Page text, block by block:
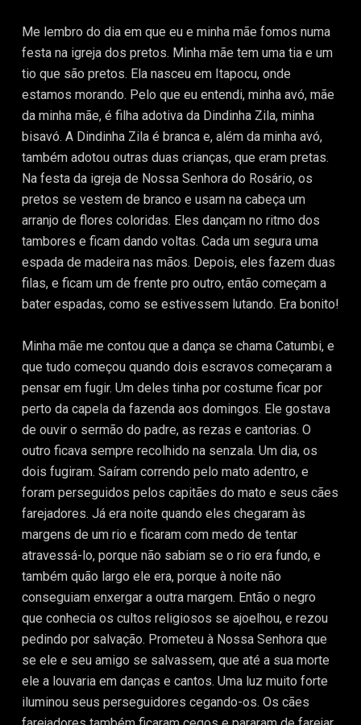
Me lembro do dia em que eu e minha mãe fomos numa
festa na igreja dos pretos. Minha mãe tem uma tia e um
tio que são pretos. Ela nasceu em Itapocu, onde
estamos morando. Pelo que eu entendi, minha avó, mãe
da minha mãe, é filha adotiva da Dindinha Zila, minha
bisavó. A Dindinha Zila é branca e, além da minha avó,
também adotou outras duas crianças, que eram pretas.
Na festa da igreja de Nossa Senhora do Rosário, os
pretos se vestem de branco e usam na cabeça um
arranjo de flores coloridas. Eles dançam no ritmo dos
tambores e ficam dando voltas. Cada um segura uma
espada de madeira nas mãos. Depois, eles fazem duas
filas, e ficam um de frente pro outro, então começam a
bater espadas, como se estivessem lutando. Era bonito!
Minha mãe me contou que a dança se chama Catumbi, e
que tudo começou quando dois escravos começaram a
pensar em fugir. Um deles tinha por costume ficar por
perto da capela da fazenda aos domingos. Ele gostava
de ouvir o sermão do padre, as rezas e cantorias. O
outro ficava sempre recolhido na senzala. Um dia, os
dois fugiram. Saíram correndo pelo mato adentro, e
foram perseguidos pelos capitães do mato e seus cães
farejadores. Já era noite quando eles chegaram às
margens de um rio e ficaram com medo de tentar
atravessá-lo, porque não sabiam se o rio era fundo, e
também quão largo ele era, porque à noite não
conseguiam enxergar a outra margem. Então o negro
que conhecia os cultos religiosos se ajoelhou, e rezou
pedindo por salvação. Prometeu à Nossa Senhora que
se ele e seu amigo se salvassem, que até a sua morte
ele a louvaria em danças e cantos. Uma luz muito forte
iluminou seus perseguidores cegando-os. Os cães